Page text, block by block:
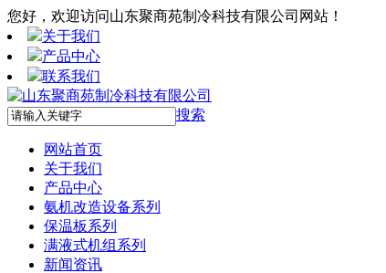
您好，欢迎访问山东聚商苑制冷科技有限公司网站！
关于我们
产品中心
联系我们
搜索
网站首页
关于我们
产品中心
氨机改造设备系列
保温板系列
满液式机组系列
新闻资讯